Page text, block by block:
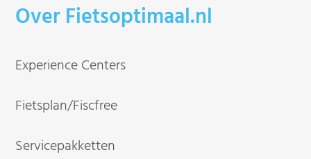
Over Fietsoptimaal.nl
Experience Centers
Fietsplan/Fiscfree
Servicepakketten